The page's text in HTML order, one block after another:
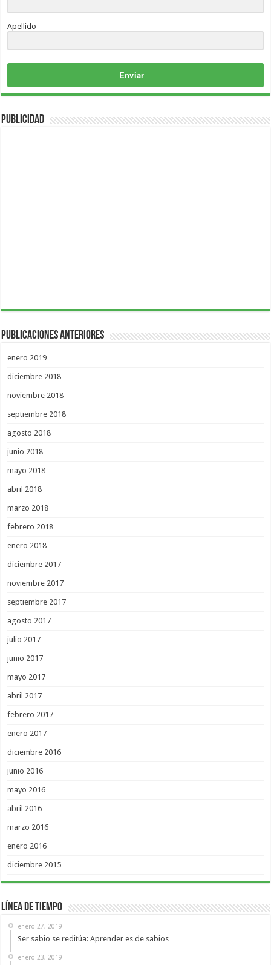
Apellido
Publicidad
Publicaciones Anteriores
enero 2019
diciembre 2018
noviembre 2018
septiembre 2018
agosto 2018
junio 2018
mayo 2018
abril 2018
marzo 2018
febrero 2018
enero 2018
diciembre 2017
noviembre 2017
septiembre 2017
agosto 2017
julio 2017
junio 2017
mayo 2017
abril 2017
febrero 2017
enero 2017
diciembre 2016
junio 2016
mayo 2016
abril 2016
marzo 2016
enero 2016
diciembre 2015
Línea de Tiempo
enero 27, 2019
Ser sabio se reditúa: Aprender es de sabios
enero 23, 2019